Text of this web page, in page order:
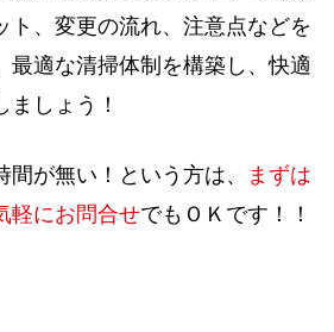
ト、変更の流れ、注意点などを
最適な清掃体制を構築し、快適
ましょう！
が無い！という方は、
まずは
軽にお問合せでもＯＫです！！